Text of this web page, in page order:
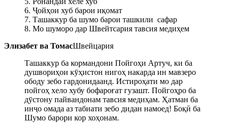
6. Ҷойҳои хуб барои иқомат
7. Ташаккур ба шумо барои ташкили сафар
8. Мо шуморо дар Швейтсария тавсия медиҳем
Элизабет ва ТомасШвейцария
Ташаккур ба кормандони Пойгоҳи Артуч, ки ба
душвориҳои кӯҳистон нигоҳ накарда ин мавзеро
ободу зебо гардонидаанд. Истироҳати мо дар
пойгоҳ хело хубу бофароғат гузашт. Пойгоҳро ба
дӯстону пайвандонам тавсия медиҳам. Ҳатман ба
инҷо омада аз табиати зебо дидан намоед! Боқӣ ба
Шумо барори кор хоҳонам.